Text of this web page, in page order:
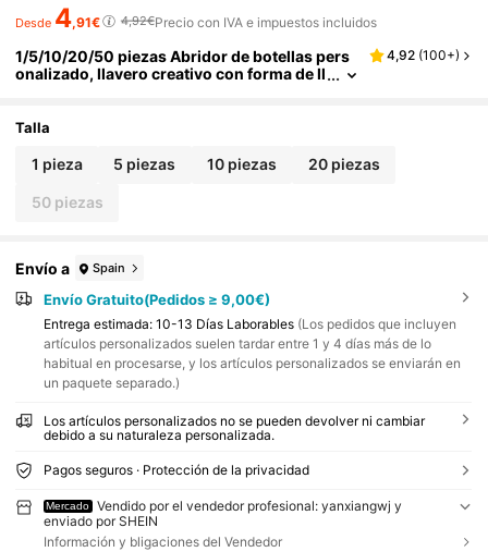
Desde 4,91€ 4,92€Precio con IVA e impuestos incluidos
1/5/10/20/50 piezas Abridor de botellas pers
onalizado, llavero creativo con forma de ll
cumpleaños
4,92 (100+)
Talla
1 pieza 5 piezas 10 piezas 20 piezas
50 piezas
Envío a Spain
Envío Gratuito(Pedidos ≥ 9,00€)
Entrega estimada: 10-13 Días Laborables (Los pedidos que incluyen
artículos personalizados suelen tardar entre 1 y 4 días más de lo
habitual en procesarse, y los artículos personalizados se enviarán en
un paquete separado.)
Los artículos personalizados no se pueden devolver ni cambiar
debido a su naturaleza personalizada.
Pagos seguros · Protección de la privacidad
Mercado
Vendido por el vendedor profesional: yanxiangwj y
enviado por SHEIN
Información y bligaciones del Vendedor